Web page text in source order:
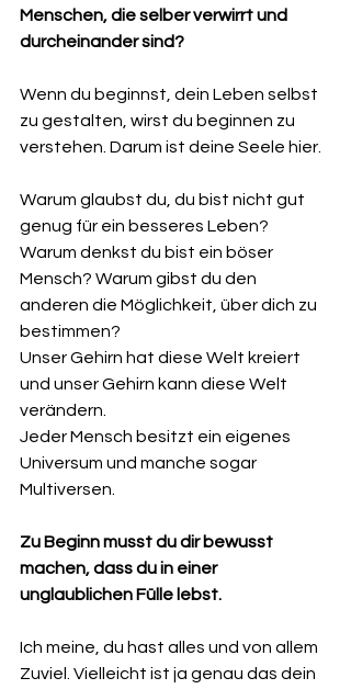
Menschen, die selber verwirrt und
durcheinander sind?
Wenn du beginnst, dein Leben selbst
zu gestalten, wirst du beginnen zu
verstehen. Darum ist deine Seele hier.
Warum glaubst du, du bist nicht gut
genug für ein besseres Leben?
Warum denkst du bist ein böser
Mensch? Warum gibst du den
anderen die Möglichkeit, über dich zu
bestimmen?
Unser Gehirn hat diese Welt kreiert
und unser Gehirn kann diese Welt
verändern.
Jeder Mensch besitzt ein eigenes
Universum und manche sogar
Multiversen.
Zu Beginn musst du dir bewusst
machen, dass du in einer
unglaublichen Fülle lebst.
Ich meine, du hast alles und von allem
Zuviel. Vielleicht ist ja genau das dein